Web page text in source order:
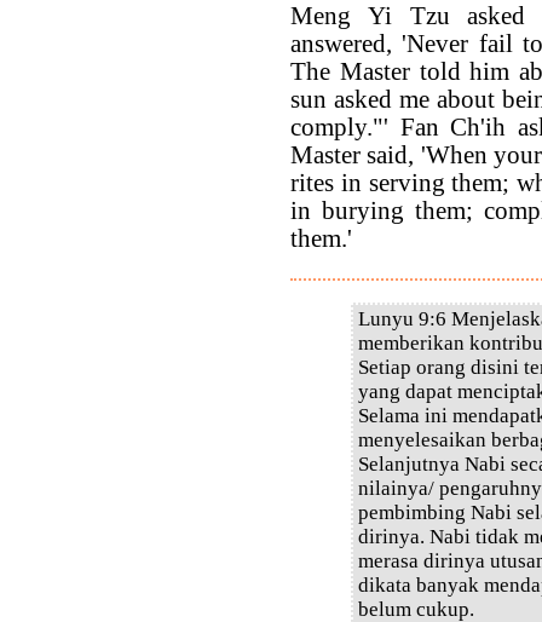
Meng Yi Tzu asked
answered, 'Never fail
The Master told him
sun asked me about
comply."' Fan Ch'ih
Master said, 'When
rites in serving them;
in burying them;
them.'
Lunyu 9:6
memberikan
Setiap orang disini
yang dapat
Selama ini
menyelesaikan
Selanjutnya Nabi
nilainya/
pembimbing Nabi
dirinya. Nabi tidak
merasa dirinya
dikata banyak
belum cukup.